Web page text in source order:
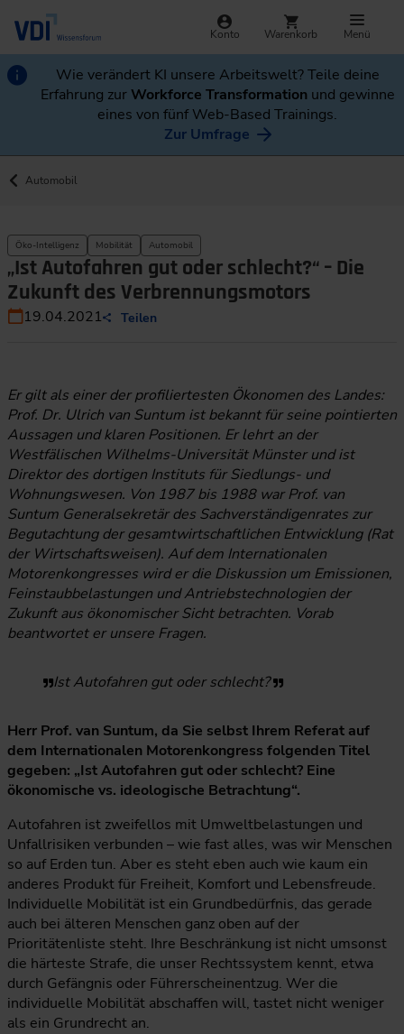
Konto Warenkorb Menü
Wie verändert KI unsere Arbeitswelt? Teile deine
Erfahrung zurWorkforce Transformation und gewinne
eines von fünf Web-Based Trainings.
Zur Umfrage
Automobil
Öko-Intelligenz Mobilität Automobil
„Ist Autofahren gut oder schlecht?“ – Die
Zukunft des Verbrennungsmotors
19.04.2021 Teilen
Er gilt als einer der profiliertesten Ökonomen des Landes:
Prof. Dr. Ulrich van Suntum ist bekannt für seine pointierten
Aussagen und klaren Positionen. Er lehrt an der
Westfälischen Wilhelms-Universität Münster und ist
Direktor des dortigen Instituts für Siedlungs- und
Wohnungswesen. Von 1987 bis 1988 war Prof. van
Suntum Generalsekretär des Sachverständigenrates zur
Begutachtung der gesamtwirtschaftlichen Entwicklung (Rat
der Wirtschaftsweisen). Auf dem Internationalen
Motorenkongresses wird er die Diskussion um Emissionen,
Feinstaubbelastungen und Antriebstechnologien der
Zukunft aus ökonomischer Sicht betrachten. Vorab
beantwortet er unsere Fragen.
Ist Autofahren gut oder schlecht?
Herr Prof. van Suntum, da Sie selbst Ihrem Referat auf
dem Internationalen Motorenkongress folgenden Titel
gegeben: „Ist Autofahren gut oder schlecht? Eine
ökonomische vs. ideologische Betrachtung“.
Autofahren ist zweifellos mit Umweltbelastungen und
Unfallrisiken verbunden – wie fast alles, was wir Menschen
so auf Erden tun. Aber es steht eben auch wie kaum ein
anderes Produkt für Freiheit, Komfort und Lebensfreude.
Individuelle Mobilität ist ein Grundbedürfnis, das gerade
auch bei älteren Menschen ganz oben auf der
Prioritätenliste steht. Ihre Beschränkung ist nicht umsonst
die härteste Strafe, die unser Rechtssystem kennt, etwa
durch Gefängnis oder Führerscheinentzug. Wer die
individuelle Mobilität abschaffen will, tastet nicht weniger
als ein Grundrecht an.